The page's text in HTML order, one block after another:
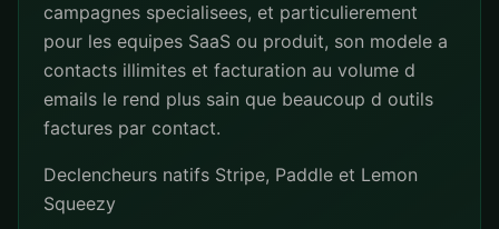
campagnes specialisees, et particulierement
pour les equipes SaaS ou produit, son modele a
contacts illimites et facturation au volume d
emails le rend plus sain que beaucoup d outils
factures par contact.
Declencheurs natifs Stripe, Paddle et Lemon
Squeezy